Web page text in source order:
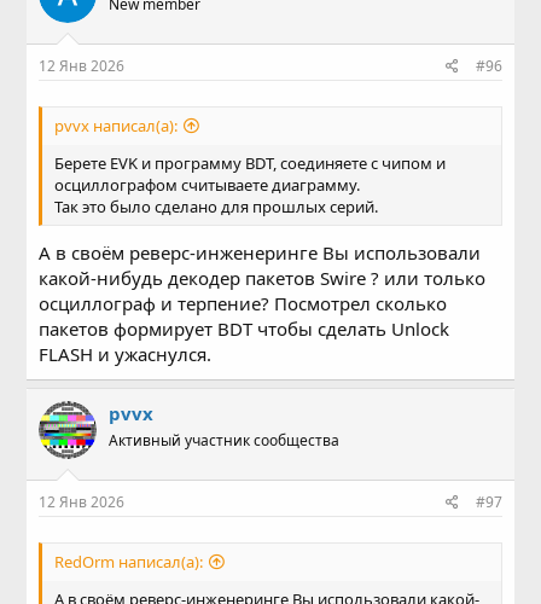
12 Янв 2026 #96
pvvx написал(а):
Берете EVK и программу BDT, соединяете с чипом и
осциллографом считываете диаграмму.
Так это было сделано для прошлых серий.
А в своём реверс-инженеринге Вы использовали
какой-нибудь декодер пакетов Swire ? или только
осциллограф и терпение? Посмотрел сколько
пакетов формирует BDT чтобы сделать Unlock
FLASH и ужаснулся.
pvvx
Активный участник сообщества
12 Янв 2026 #97
RedOrm написал(а):
А в своём реверс-инженеринге Вы использовали какой-